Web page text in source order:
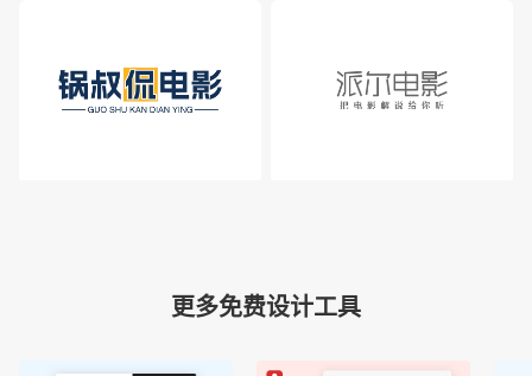
更多免费设计工具